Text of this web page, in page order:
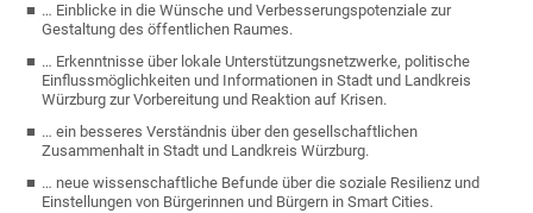
… Einblicke in die Wünsche und Verbesserungspotenziale zur
Gestaltung des öffentlichen Raumes.
… Erkenntnisse über lokale Unterstützungsnetzwerke, politische
Einflussmöglichkeiten und Informationen in Stadt und Landkreis
Würzburg zur Vorbereitung und Reaktion auf Krisen.
… ein besseres Verständnis über den gesellschaftlichen
Zusammenhalt in Stadt und Landkreis Würzburg.
… neue wissenschaftliche Befunde über die soziale Resilienz und
Einstellungen von Bürgerinnen und Bürgern in Smart Cities.